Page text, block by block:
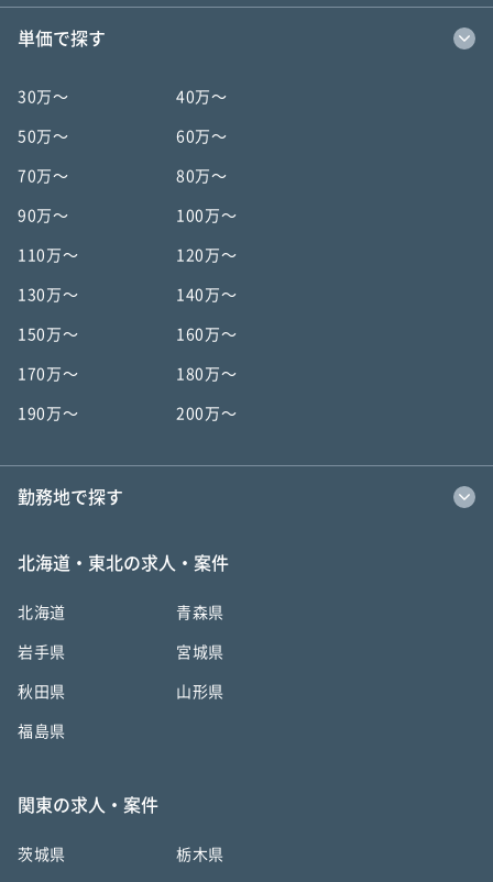
単価で探す
30万〜 40万〜
50万〜 60万〜
70万〜 80万〜
90万〜 100万〜
110万〜 120万〜
130万〜 140万〜
150万〜 160万〜
170万〜 180万〜
190万〜 200万〜
勤務地で探す
北海道・東北の求人・案件
北海道 青森県
岩手県 宮城県
秋田県 山形県
福島県
関東の求人・案件
茨城県 栃木県